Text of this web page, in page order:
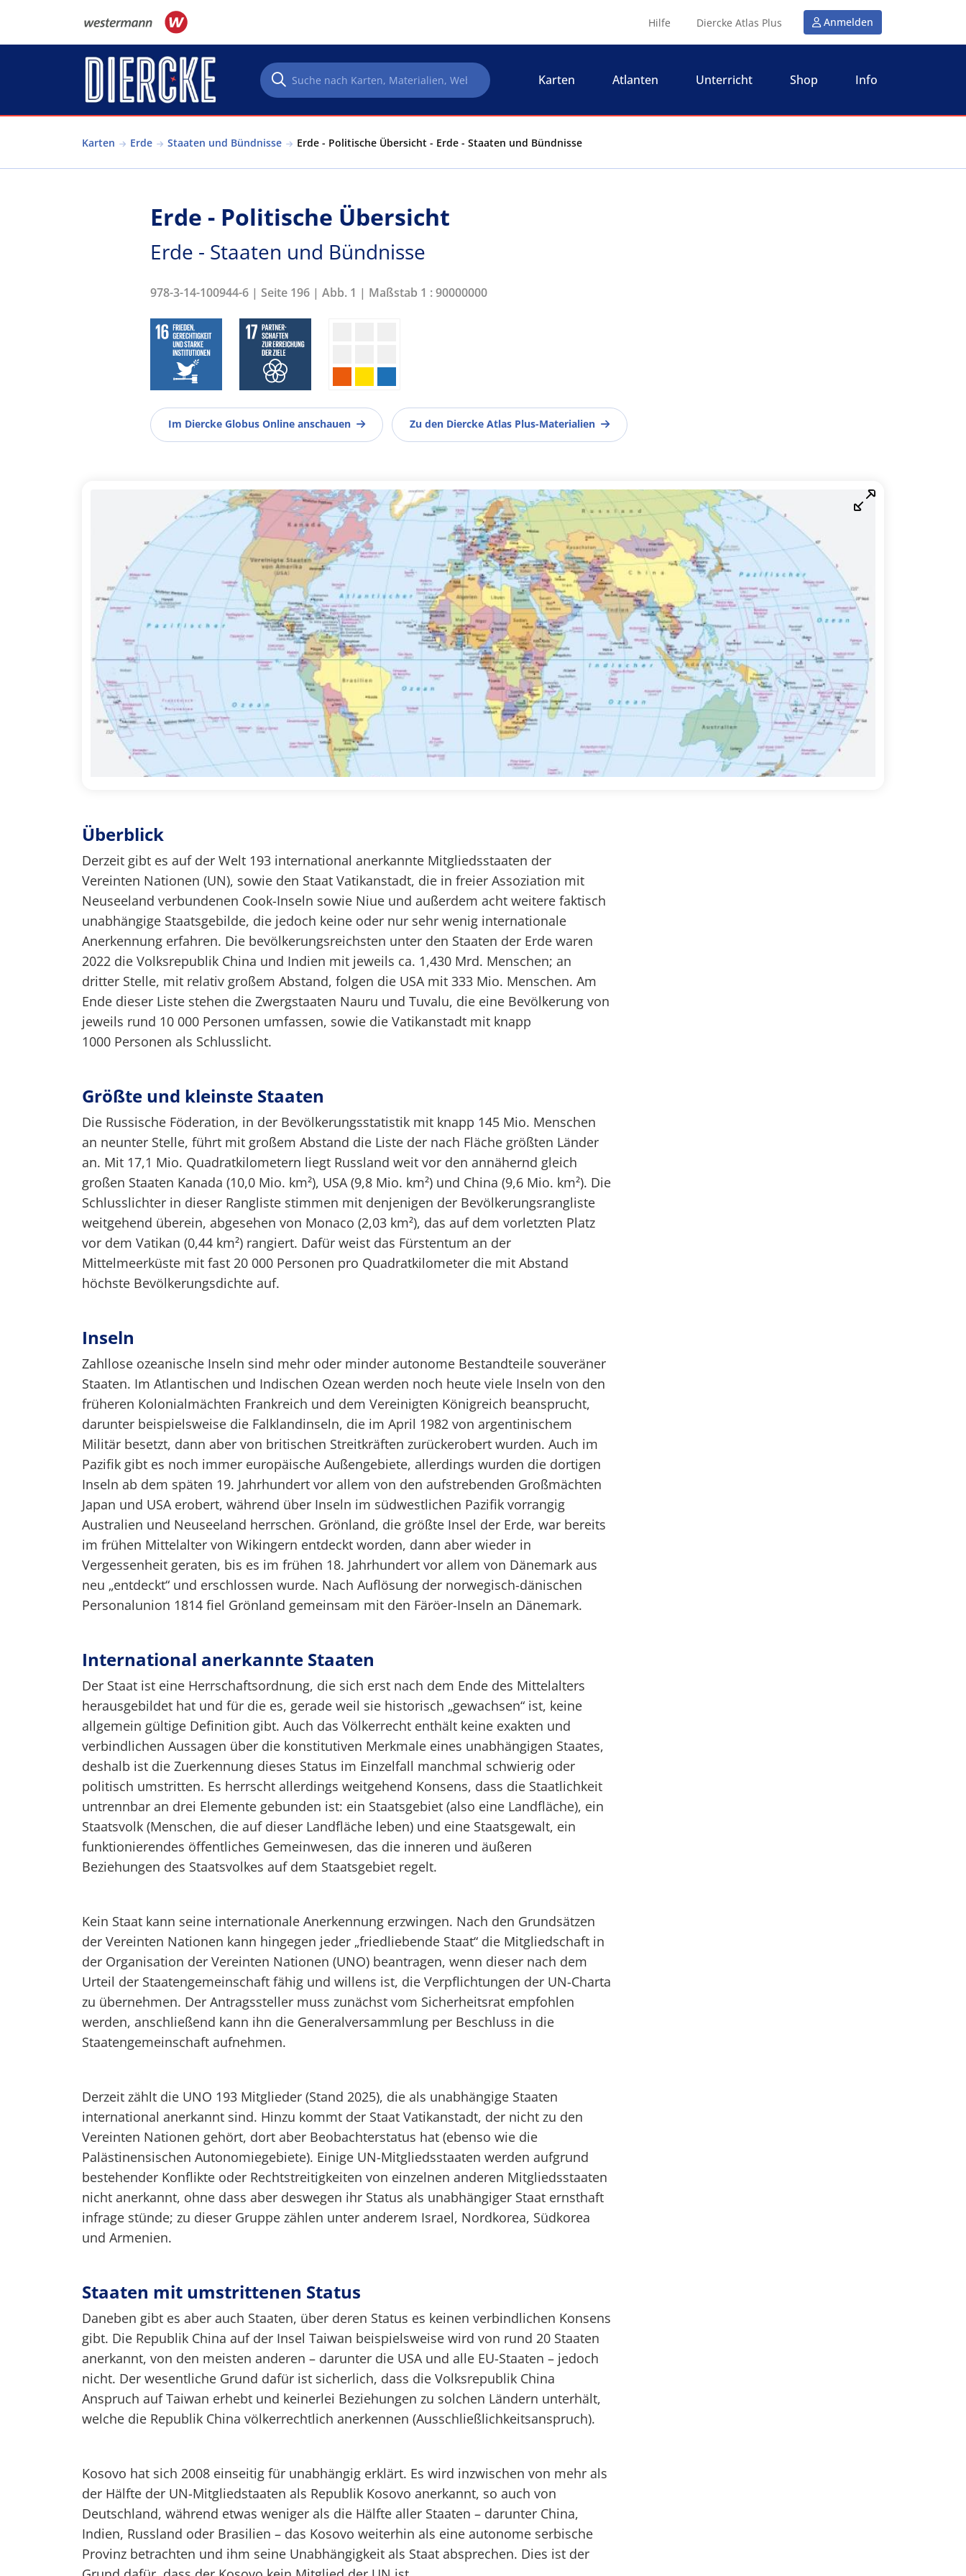
Hilfe Diercke Atlas Plus Anmelden
Karten Atlanten Unterricht Shop Info
Karten Erde Staaten und Bündnisse Erde - Politische Übersicht - Erde - Staaten und Bündnisse
Erde - Politische Übersicht
Erde - Staaten und Bündnisse
978-3-14-100944-6 | Seite 196 | Abb. 1 | Maßstab 1 : 90000000
Im Diercke Globus Online anschauen Zu den Diercke Atlas Plus-Materialien
Überblick
Derzeit gibt es auf der Welt 193 international anerkannte Mitgliedsstaaten der
Vereinten Nationen (UN), sowie den Staat Vatikanstadt, die in freier Assoziation mit
Neuseeland verbundenen Cook-Inseln sowie Niue und außerdem acht weitere faktisch
unabhängige Staatsgebilde, die jedoch keine oder nur sehr wenig internationale
Anerkennung erfahren. Die bevölkerungsreichsten unter den Staaten der Erde waren
2022 die Volksrepublik China und Indien mit jeweils ca. 1,430 Mrd. Menschen; an
dritter Stelle, mit relativ großem Abstand, folgen die USA mit 333 Mio. Menschen. Am
Ende dieser Liste stehen die Zwergstaaten Nauru und Tuvalu, die eine Bevölkerung von
jeweils rund 10 000 Personen umfassen, sowie die Vatikanstadt mit knapp
1000 Personen als Schlusslicht.
Größte und kleinste Staaten
Die Russische Föderation, in der Bevölkerungsstatistik mit knapp 145 Mio. Menschen
an neunter Stelle, führt mit großem Abstand die Liste der nach Fläche größten Länder
an. Mit 17,1 Mio. Quadratkilometern liegt Russland weit vor den annähernd gleich
großen Staaten Kanada (10,0 Mio. km²), USA (9,8 Mio. km²) und China (9,6 Mio. km²). Die
Schlusslichter in dieser Rangliste stimmen mit denjenigen der Bevölkerungsrangliste
weitgehend überein, abgesehen von Monaco (2,03 km²), das auf dem vorletzten Platz
vor dem Vatikan (0,44 km²) rangiert. Dafür weist das Fürstentum an der
Mittelmeerküste mit fast 20 000 Personen pro Quadratkilometer die mit Abstand
höchste Bevölkerungsdichte auf.
Inseln
Zahllose ozeanische Inseln sind mehr oder minder autonome Bestandteile souveräner
Staaten. Im Atlantischen und Indischen Ozean werden noch heute viele Inseln von den
früheren Kolonialmächten Frankreich und dem Vereinigten Königreich beansprucht,
darunter beispielsweise die Falklandinseln, die im April 1982 von argentinischem
Militär besetzt, dann aber von britischen Streitkräften zurückerobert wurden. Auch im
Pazifik gibt es noch immer europäische Außengebiete, allerdings wurden die dortigen
Inseln ab dem späten 19. Jahrhundert vor allem von den aufstrebenden Großmächten
Japan und USA erobert, während über Inseln im südwestlichen Pazifik vorrangig
Australien und Neuseeland herrschen. Grönland, die größte Insel der Erde, war bereits
im frühen Mittelalter von Wikingern entdeckt worden, dann aber wieder in
Vergessenheit geraten, bis es im frühen 18. Jahrhundert vor allem von Dänemark aus
neu „entdeckt“ und erschlossen wurde. Nach Auflösung der norwegisch-dänischen
Personalunion 1814 fiel Grönland gemeinsam mit den Färöer-Inseln an Dänemark.
International anerkannte Staaten
Der Staat ist eine Herrschaftsordnung, die sich erst nach dem Ende des Mittelalters
herausgebildet hat und für die es, gerade weil sie historisch „gewachsen“ ist, keine
allgemein gültige Definition gibt. Auch das Völkerrecht enthält keine exakten und
verbindlichen Aussagen über die konstitutiven Merkmale eines unabhängigen Staates,
deshalb ist die Zuerkennung dieses Status im Einzelfall manchmal schwierig oder
politisch umstritten. Es herrscht allerdings weitgehend Konsens, dass die Staatlichkeit
untrennbar an drei Elemente gebunden ist: ein Staatsgebiet (also eine Landfläche), ein
Staatsvolk (Menschen, die auf dieser Landfläche leben) und eine Staatsgewalt, ein
funktionierendes öffentliches Gemeinwesen, das die inneren und äußeren
Beziehungen des Staatsvolkes auf dem Staatsgebiet regelt.
Kein Staat kann seine internationale Anerkennung erzwingen. Nach den Grundsätzen
der Vereinten Nationen kann hingegen jeder „friedliebende Staat“ die Mitgliedschaft in
der Organisation der Vereinten Nationen (UNO) beantragen, wenn dieser nach dem
Urteil der Staatengemeinschaft fähig und willens ist, die Verpflichtungen der UN-Charta
zu übernehmen. Der Antragssteller muss zunächst vom Sicherheitsrat empfohlen
werden, anschließend kann ihn die Generalversammlung per Beschluss in die
Staatengemeinschaft aufnehmen.
Derzeit zählt die UNO 193 Mitglieder (Stand 2025), die als unabhängige Staaten
international anerkannt sind. Hinzu kommt der Staat Vatikanstadt, der nicht zu den
Vereinten Nationen gehört, dort aber Beobachterstatus hat (ebenso wie die
Palästinensischen Autonomiegebiete). Einige UN-Mitgliedsstaaten werden aufgrund
bestehender Konflikte oder Rechtstreitigkeiten von einzelnen anderen Mitgliedsstaaten
nicht anerkannt, ohne dass aber deswegen ihr Status als unabhängiger Staat ernsthaft
infrage stünde; zu dieser Gruppe zählen unter anderem Israel, Nordkorea, Südkorea
und Armenien.
Staaten mit umstrittenen Status
Daneben gibt es aber auch Staaten, über deren Status es keinen verbindlichen Konsens
gibt. Die Republik China auf der Insel Taiwan beispielsweise wird von rund 20 Staaten
anerkannt, von den meisten anderen – darunter die USA und alle EU-Staaten – jedoch
nicht. Der wesentliche Grund dafür ist sicherlich, dass die Volksrepublik China
Anspruch auf Taiwan erhebt und keinerlei Beziehungen zu solchen Ländern unterhält,
welche die Republik China völkerrechtlich anerkennen (Ausschließlichkeitsanspruch).
Kosovo hat sich 2008 einseitig für unabhängig erklärt. Es wird inzwischen von mehr als
der Hälfte der UN-Mitgliedstaaten als Republik Kosovo anerkannt, so auch von
Deutschland, während etwas weniger als die Hälfte aller Staaten – darunter China,
Indien, Russland oder Brasilien – das Kosovo weiterhin als eine autonome serbische
Provinz betrachten und ihm seine Unabhängigkeit als Staat absprechen. Dies ist der